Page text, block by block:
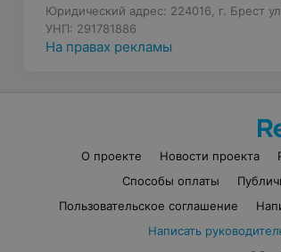
Юридический адрес: 224016, г. Брест
УНП: 291781886
На правах рекламы
О проекте Новости проекта
Способы оплаты
Пользовательское соглашение
Написать